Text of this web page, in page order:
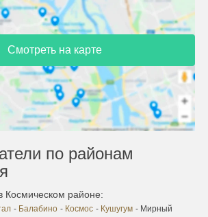
Смотреть на карте
по районам
Космическом районе:
- Балабино - Космос - Кушугум - Мирный